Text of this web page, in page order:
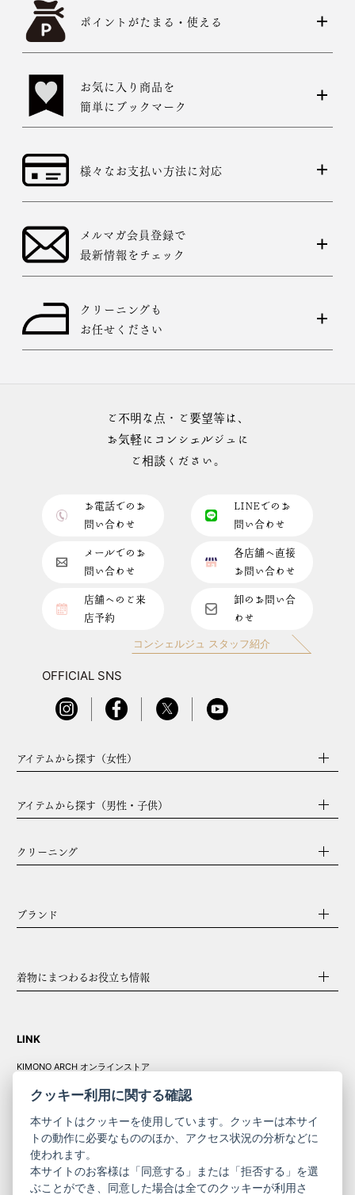
ポイントがたまる・使える
お気に入り商品を
簡単にブックマーク
様々なお支払い方法に対応
メルマガ会員登録で
最新情報をチェック
クリーニングも
お任せください
ご不明な点・ご要望等は、
お気軽にコンシェルジュに
ご相談ください。
お電話でのお
問い合わせ
LINEでのお
問い合わせ
メールでのお
問い合わせ
各店舗へ直接
お問い合わせ
店舗へのご来
店予約
卸のお問い合
わせ
コンシェルジュ スタッフ紹介
OFFICIAL SNS
アイテムから探す（女性）
アイテムから探す（男性・子供）
クリーニング
ブランド
着物にまつわるお役立ち情報
LINK
KIMONO ARCH オンラインストア
コーポレート
きものやまと振
袖
クッキー利用に関する確認
本サイトはクッキーを使用しています。クッキーは本サイ
トの動作に必要なもののほか、アクセス状況の分析などに
使われます。
本サイトのお客様は「同意する」または「拒否する」を選
ぶことができ、同意した場合は全てのクッキーが利用さ